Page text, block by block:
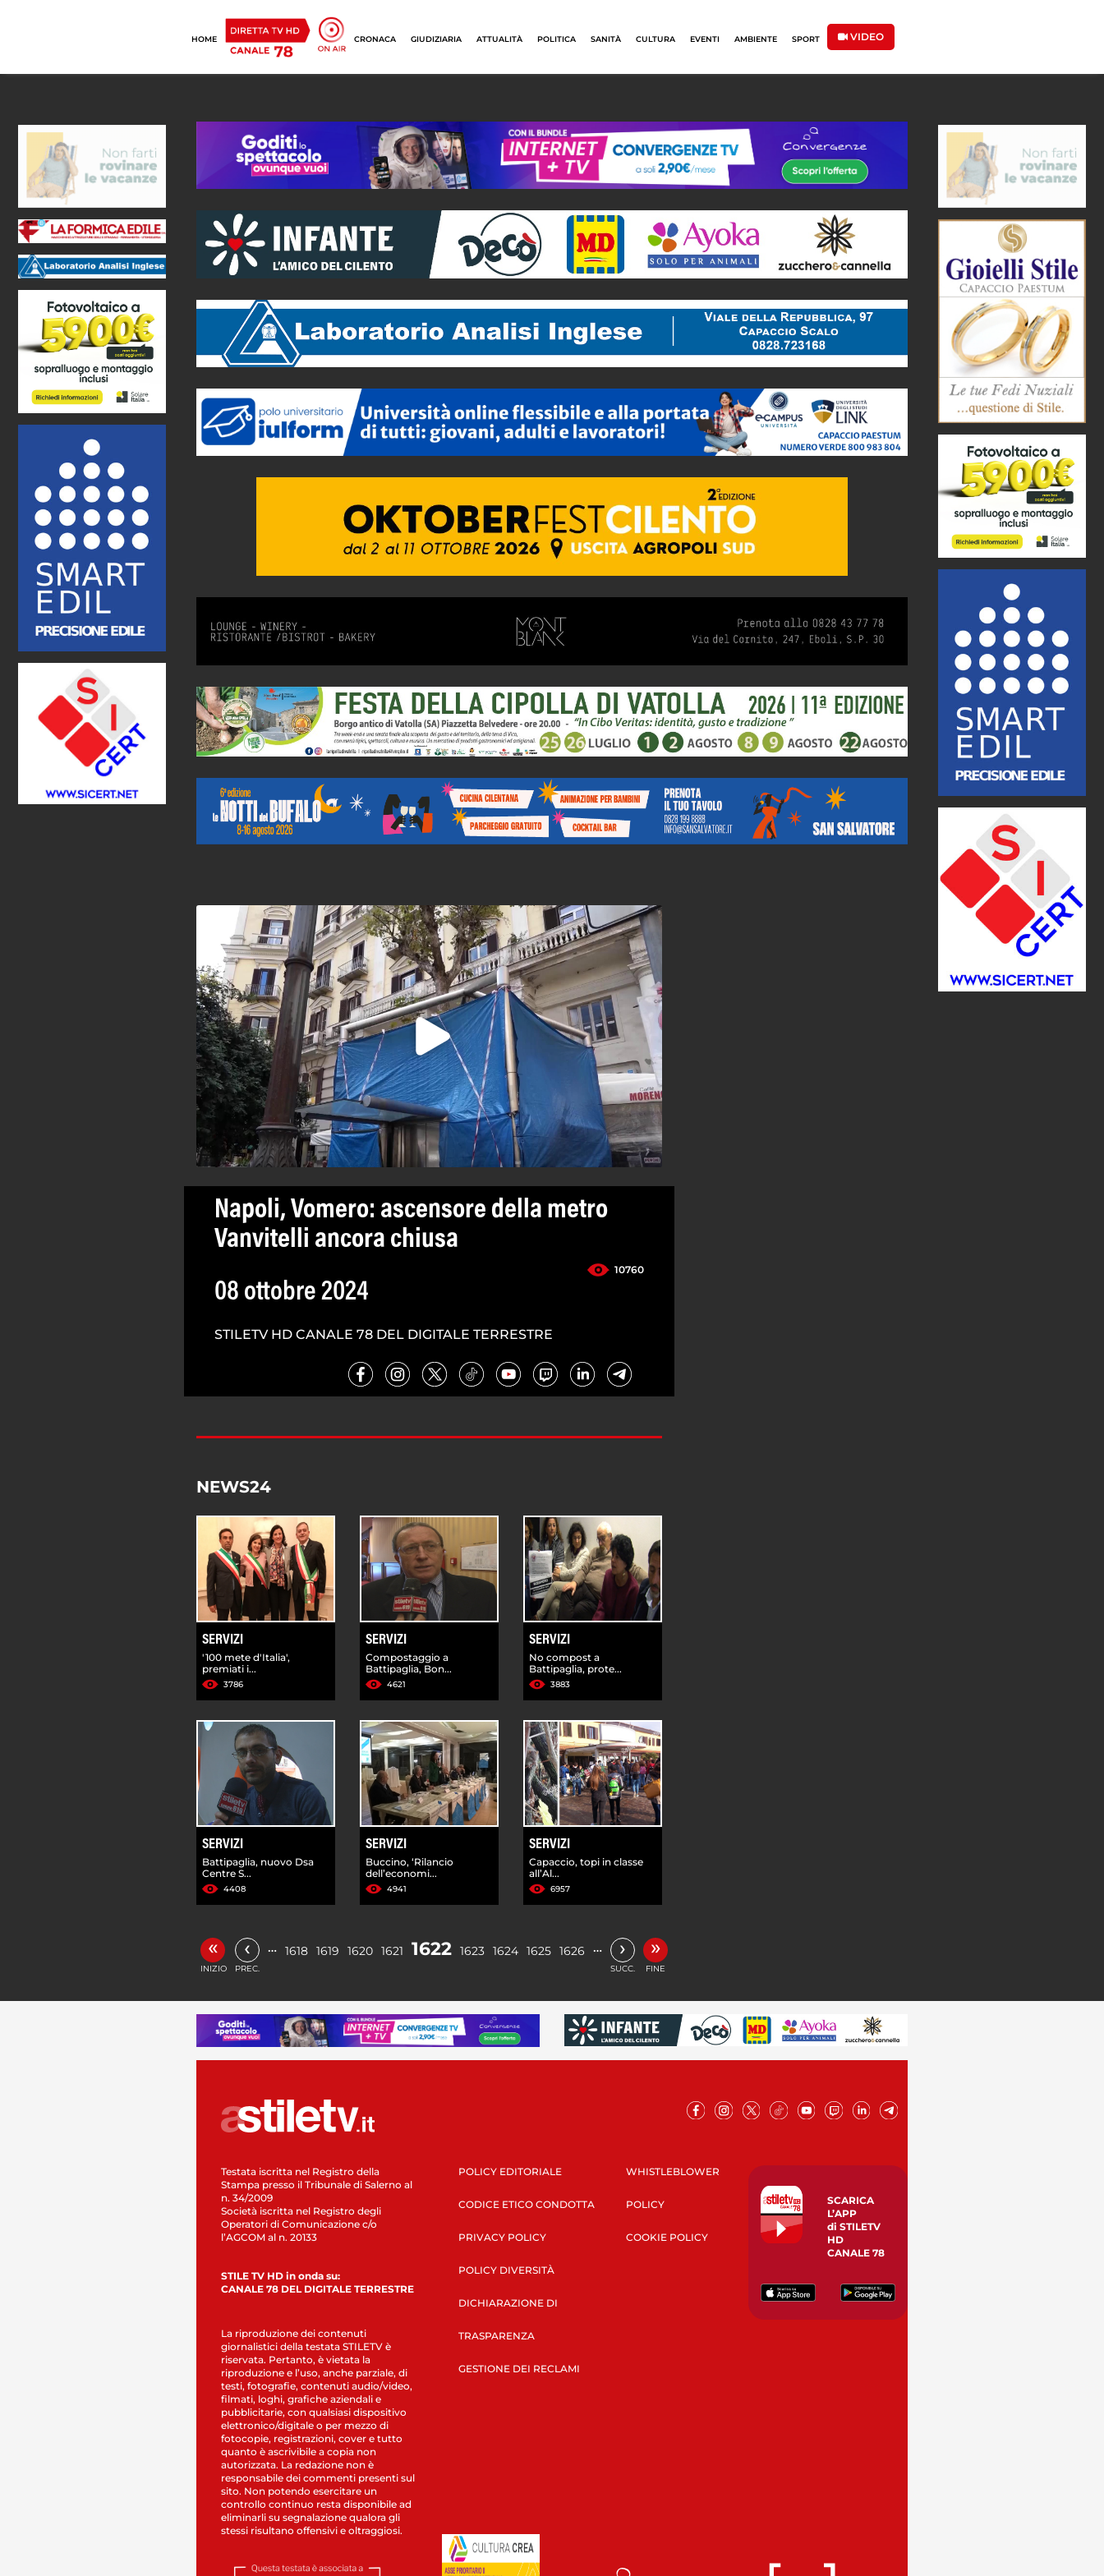
HOME CRONACA GIUDIZIARIA ATTUALITÀ POLITICA SANITÀ CULTURA EVENTI AMBIENTE SPORT VIDEO
Napoli, Vomero: ascensore della metro
Vanvitelli ancora chiusa
10760
08 ottobre 2024
STILETV HD CANALE 78 DEL DIGITALE TERRESTRE
NEWS24
SERVIZI
'100 mete d'Italia',
premiati i...
3786
SERVIZI
Compostaggio a
Battipaglia, Bon...
4621
SERVIZI
No compost a
Battipaglia, prote...
3883
SERVIZI
Battipaglia, nuovo Dsa
Centre S...
4408
SERVIZI
Buccino, ‘Rilancio
dell’economi...
4941
SERVIZI
Capaccio, topi in classe
all’Al...
6957
«
INIZIO
‹
PREC.
… 1618 1619 1620 1621 1622 1623 1624 1625 1626 … ›
SUCC.
»
FINE
Testata iscritta nel Registro della
Stampa presso il Tribunale di Salerno al
n. 34/2009
Società iscritta nel Registro degli
Operatori di Comunicazione c/o
l’AGCOM al n. 20133
STILE TV HD in onda su:
CANALE 78 DEL DIGITALE TERRESTRE
La riproduzione dei contenuti
giornalistici della testata STILETV è
riservata. Pertanto, è vietata la
riproduzione e l’uso, anche parziale, di
testi, fotografie, contenuti audio/video,
filmati, loghi, grafiche aziendali e
pubblicitarie, con qualsiasi dispositivo
elettronico/digitale o per mezzo di
fotocopie, registrazioni, cover e tutto
quanto è ascrivibile a copia non
autorizzata. La redazione non è
responsabile dei commenti presenti sul
sito. Non potendo esercitare un
controllo continuo resta disponibile ad
eliminarli su segnalazione qualora gli
stessi risultano offensivi e oltraggiosi.
POLICY EDITORIALE
CODICE ETICO CONDOTTA
PRIVACY POLICY
POLICY DIVERSITÀ
DICHIARAZIONE DI
TRASPARENZA
GESTIONE DEI RECLAMI
WHISTLEBLOWER
POLICY
COOKIE POLICY
SCARICA
L’APP
di STILETV
HD
CANALE 78